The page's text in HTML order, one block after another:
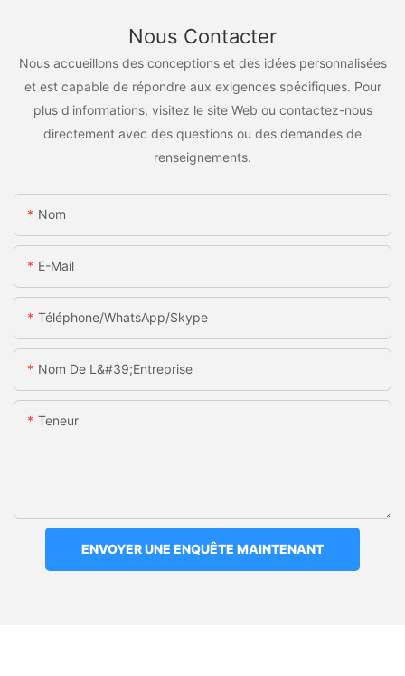
Nous Contacter
Nous accueillons des conceptions et des idées personnalisées
et est capable de répondre aux exigences spécifiques. Pour
plus d'informations, visitez le site Web ou contactez-nous
directement avec des questions ou des demandes de
renseignements.
Nom
E-Mail
Téléphone/WhatsApp/Skype
Nom De L&#39;entreprise
Teneur
ENVOYER UNE ENQUÊTE MAINTENANT